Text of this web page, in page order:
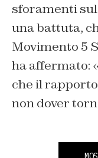
sforamenti
una battuta,
Movimento 5
ha affermato:
che il
non dover